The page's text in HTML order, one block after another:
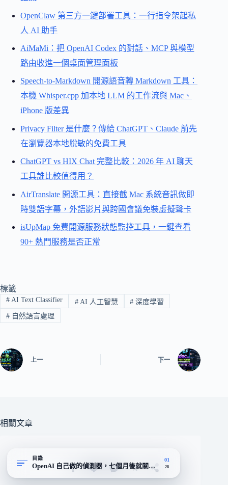
OpenClaw 第三方一鍵部署工具：一行指令架起私
人 AI 助手
AiMaMi：把 OpenAI Codex 的對話、MCP 與模型
路由收進一個桌面管理面板
Speech-to-Markdown 開源語音轉 Markdown 工具：
本機 Whisper.cpp 加本地 LLM 的工作流與 Mac、
iPhone 版差異
Privacy Filter 是什麼？傳給 ChatGPT、Claude 前先
在瀏覽器本地脫敏的免費工具
ChatGPT vs HIX Chat 完整比較：2026 年 AI 聊天
工具誰比較值得用？
AirTranslate 開源工具：直接截 Mac 系統音訊做即
時雙語字幕，外語影片與跨國會議免裝虛擬聲卡
isUpMap 免費開源服務狀態監控工具，一鍵查看
90+ 熱門服務是否正常
標籤
#AI Text Classifier #AI 人工智慧 # 深度學習
#自然語言處理
上一 下一
相關文章
目錄
OpenAI 自己做的偵測器，七個月後就關掉的那一個
01
28